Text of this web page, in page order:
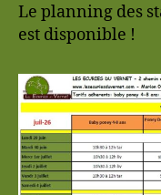
Le planning des
est disponible !